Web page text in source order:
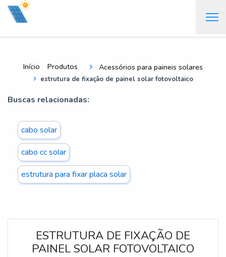
Início Produtos Acessórios para paineis solares
estrutura de fixação de painel solar fotovoltaico
Buscas relacionadas:
cabo solar
cabo cc solar
estrutura para fixar placa solar
ESTRUTURA DE FIXAÇÃO DE
PAINEL SOLAR FOTOVOLTAICO